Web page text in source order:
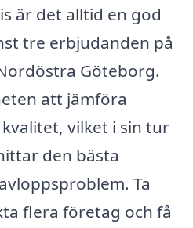
är det alltid en god
tre erbjudanden på
Göteborg.
att jämföra
vilket i sin tur
den bästa
Ta
flera företag och få